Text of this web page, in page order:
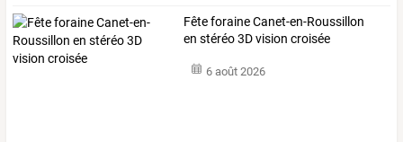
Fête foraine Canet-en-Roussillon
en stéréo 3D vision croisée
6 août 2026